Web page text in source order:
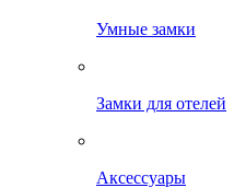
Умные замки
Замки для отелей
Аксессуары